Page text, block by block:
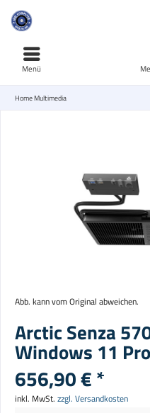
Menü
Home Multimedia
Abb. kann vom Original abweichen.
Arctic Senza
Windows 11
656,90 € *
inkl. MwSt. zzgl. Versandkosten